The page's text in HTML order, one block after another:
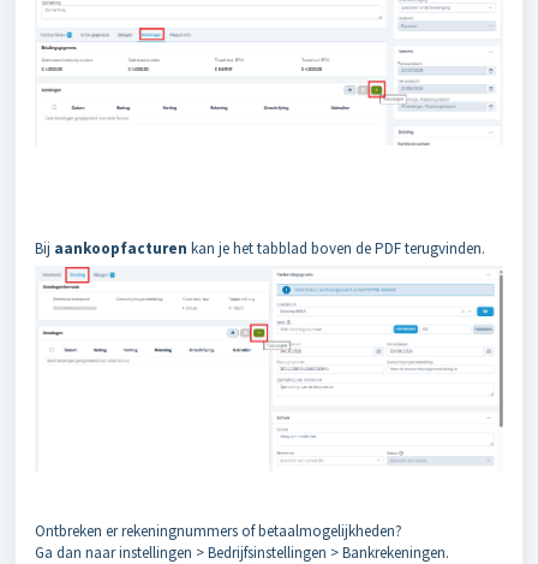
Bij aankoopfacturen kan je het tabblad boven de PDF terugvinden.
Ontbreken er rekeningnummers of betaalmogelijkheden?
Ga dan naar instellingen > Bedrijfsinstellingen > Bankrekeningen.